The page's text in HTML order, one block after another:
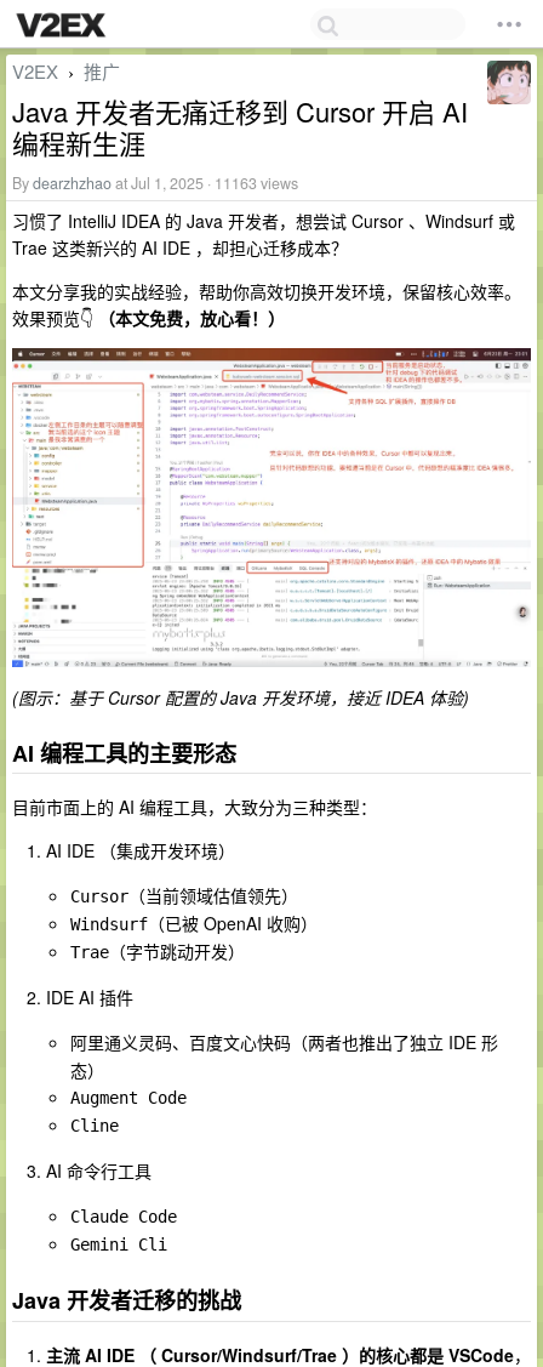
V2EX › 推广
Java 开发者无痛迁移到 Cursor 开启 AI
编程新生涯
Bydearzhzhaoat Jul 1, 2025 · 11163 views
习惯了 IntelliJ IDEA 的 Java 开发者，想尝试 Cursor 、Windsurf 或
Trae 这类新兴的 AI IDE ，却担心迁移成本？
本文分享我的实战经验，帮助你高效切换开发环境，保留核心效率。
效果预览👇
（本文免费，放心看！）
(图示：基于 Cursor 配置的 Java 开发环境，接近 IDEA 体验)
AI 编程工具的主要形态
目前市面上的 AI 编程工具，大致分为三种类型：
AI IDE （集成开发环境）
Cursor （当前领域估值领先）
Windsurf （已被 OpenAI 收购）
Trae （字节跳动开发）
IDE AI 插件
阿里通义灵码、百度文心快码 （两者也推出了独立 IDE 形
态）
Augment Code
Cline
AI 命令行工具
Claude Code
Gemini Cli
Java 开发者迁移的挑战
主流 AI IDE （ Cursor/Windsurf/Trae ）的核心都是 VSCode，